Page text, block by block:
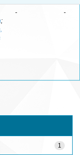
;
- -
1